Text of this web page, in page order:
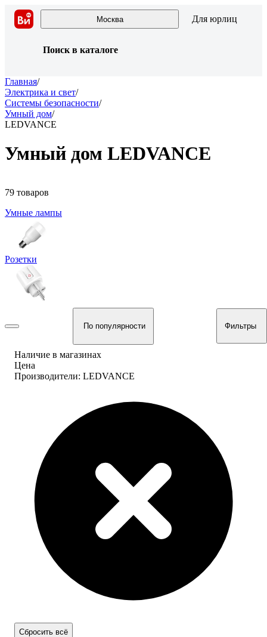
Москва Для юрлиц
Поиск в каталоге
Главная/
Электрика и свет/
Системы безопасности/
Умный дом/
LEDVANCE
Умный дом LEDVANCE
79 товаров
Умные лампы
Розетки
По популярности Фильтры
Наличие в магазинах
Цена
Производители: LEDVANCE
Сбросить всё